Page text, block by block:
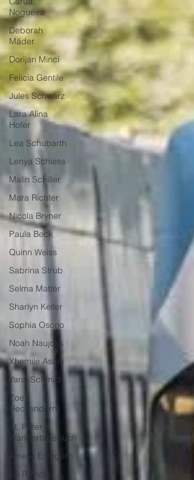
Nogueira
Deborah
Mäder
Dorijan Minci
Felicia Gentile
Jules Schwarz
Lara Alina
Hofer
Lea Schubarth
Lenya Schiess
Malin Schiller
Mara Richter
Nicola Bryner
Paula Beck
Quinn Weiss
Sabrina Strub
Selma Matter
Sharlyn Keller
Sophia Osorio
Noah Naujoks
Xhemile Asani
Yann Schmitz
Zoe
Heckendorn
St. Peter -
Wandertagebuch
Amelie Erlinger
Lili Rütschi